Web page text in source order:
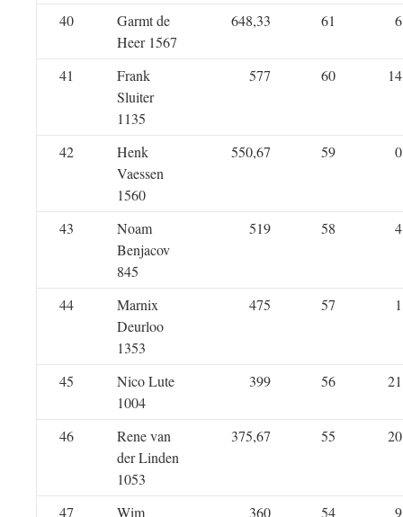
40
Garmt de
Heer 1567
648,33 61 6
41
Frank
Sluiter
1135
577 60 14
42
Henk
Vaessen
1560
550,67 59 0
43
Noam
Benjacov
845
519 58 4
44
Marnix
Deurloo
1353
475 57 1
45
Nico Lute
1004
399 56 21
46
Rene van
der Linden
1053
375,67 55 20
47
Wim
360 54 9